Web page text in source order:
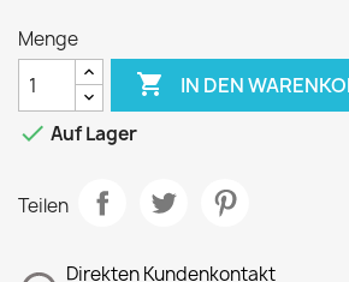
Menge
 IN DEN
 Auf Lager
Teilen
Direkten Kundenkontakt